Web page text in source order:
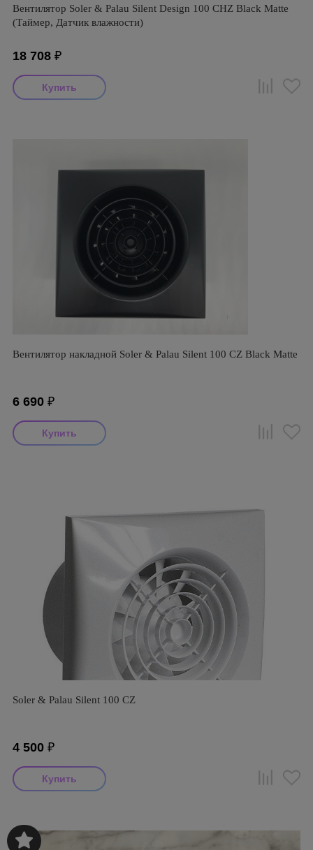
Вентилятор Soler & Palau Silent Design 100 CHZ Black Matte
(Таймер, Датчик влажности)
18 708 ₽
Вентилятор накладной Soler & Palau Silent 100 CZ Black Matte
6 690 ₽
Soler & Palau Silent 100 CZ
4 500 ₽